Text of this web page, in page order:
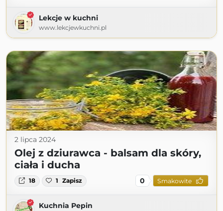
Lekcje w kuchni
www.lekcjewkuchni.pl
2 lipca 2024
Olej z dziurawca - balsam dla skóry,
ciała i ducha
18 1 Zapisz 0 Smakowite
Kuchnia Pepin